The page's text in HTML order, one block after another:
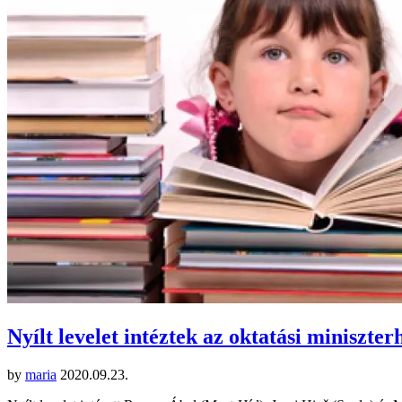
Nyílt levelet intéztek az oktatási
by maria 2020.09.23.